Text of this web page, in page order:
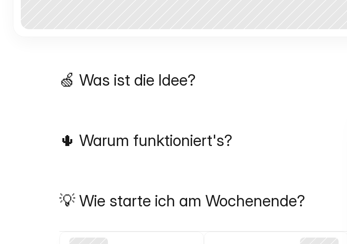
🍏 Was ist die Idee?
🌵 Warum funktioniert's?
💡 Wie starte ich am Wochenende?